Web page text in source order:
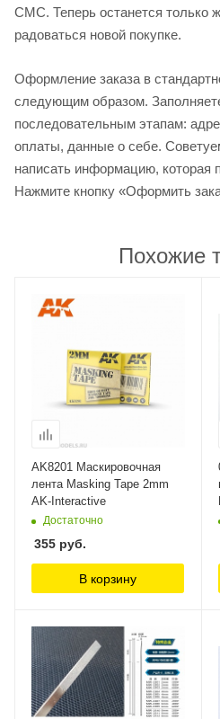
СМС. Теперь останется только
радоваться новой покупке.
Оформление заказа в
следующим образом.
последовательным этапам:
оплаты, данные о себе.
написать информацию, которая
Нажмите кнопку «Оформить
Похожие
AK8201 Маскировочная
лента Masking Tape 2mm
AK-Interactive
Достаточно
355 руб.
В корзину